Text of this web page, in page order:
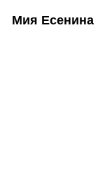
Мия Есенина